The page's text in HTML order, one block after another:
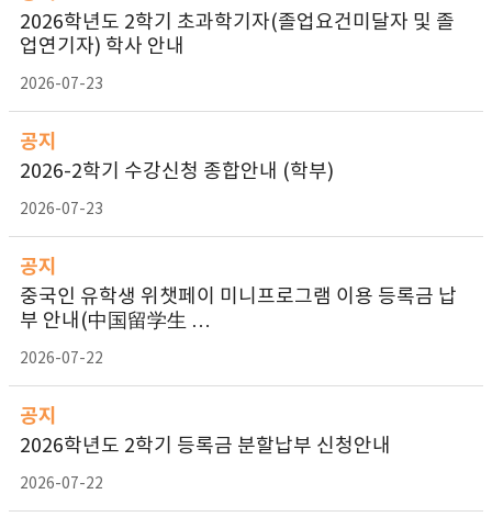
2026학년도 2학기 초과학기자(졸업요건미달자 및 졸
업연기자) 학사 안내
2026-07-23
공지
2026-2학기 수강신청 종합안내 (학부)
2026-07-23
공지
중국인 유학생 위챗페이 미니프로그램 이용 등록금 납
부 안내(中国留学生 …
2026-07-22
공지
2026학년도 2학기 등록금 분할납부 신청안내
2026-07-22